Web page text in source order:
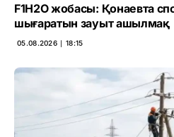
F1H2O жобасы: Қонаевта
шығаратын зауыт ашылмақ
05.08.2026 ∣ 18:15